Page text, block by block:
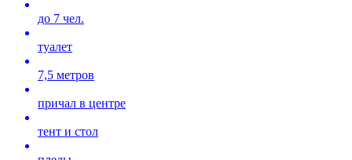
до 7 чел.
туалет
7,5 метров
причал в центре
тент и стол